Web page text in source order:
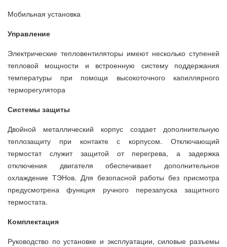
Мобильная установка
Управление
Электрические тепловентиляторы имеют несколько ступеней
тепловой мощности и встроенную систему поддержания
температуры при помощи высокоточного капиллярного
терморегулятора
Системы защиты
Двойной металлический корпус создает дополнительную
теплозащиту при контакте с корпусом. Отключающий
термостат служит защитой от перегрева, а задержка
отключения двигателя обеспечивает дополнительное
охлаждение ТЭНов. Для безопасной работы без присмотра
предусмотрена функция ручного перезапуска защитного
термостата.
Комплектация
Руководство по установке и эксплуатации, силовые разъемы